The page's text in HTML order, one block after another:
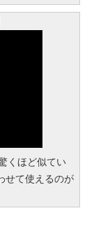
くほど似てい
せて使えるのが